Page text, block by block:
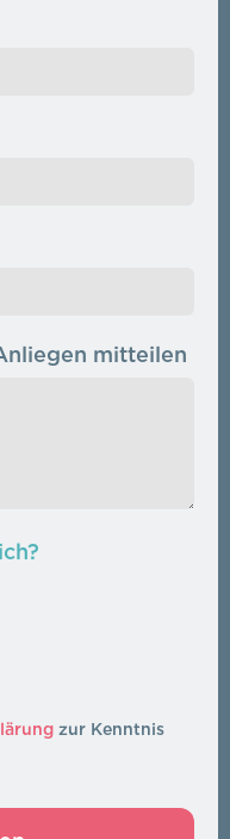
mitteilen
zur Kenntnis